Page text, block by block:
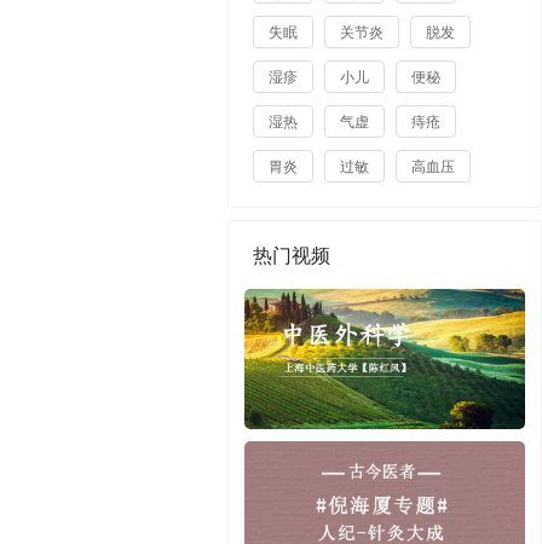
失眠 关节炎 脱发
湿疹 小儿 便秘
湿热 气虚 痔疮
胃炎 过敏 高血压
热门视频